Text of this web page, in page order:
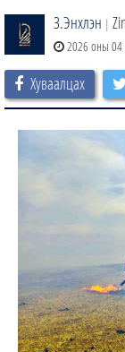
З.Энхлэн |
2026 оны 04
Хуваалцах